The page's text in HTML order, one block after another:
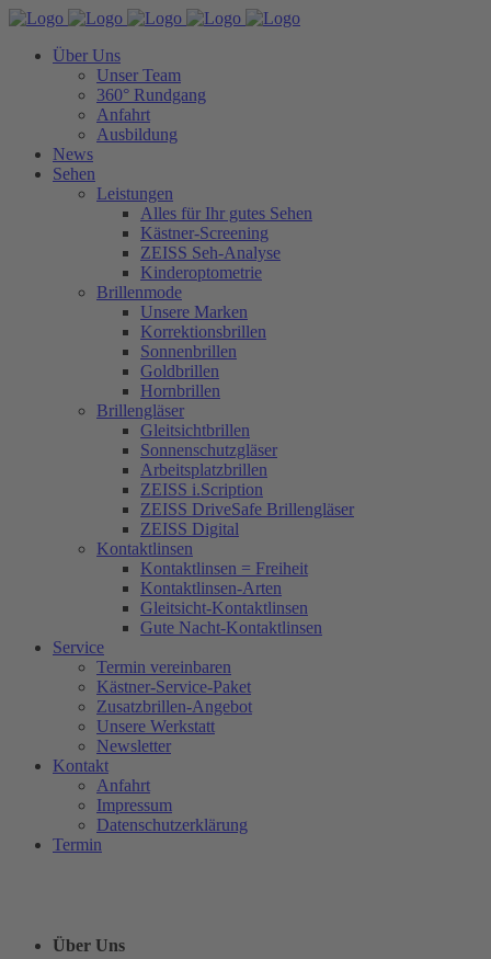
Über Uns
Unser Team
360° Rundgang
Anfahrt
Ausbildung
News
Sehen
Leistungen
Alles für Ihr gutes Sehen
Kästner-Screening
ZEISS Seh-Analyse
Kinderoptometrie
Brillenmode
Unsere Marken
Korrektionsbrillen
Sonnenbrillen
Goldbrillen
Hornbrillen
Brillengläser
Gleitsichtbrillen
Sonnenschutzgläser
Arbeitsplatzbrillen
ZEISS i.Scription
ZEISS DriveSafe Brillengläser
ZEISS Digital
Kontaktlinsen
Kontaktlinsen = Freiheit
Kontaktlinsen-Arten
Gleitsicht-Kontaktlinsen
Gute Nacht-Kontaktlinsen
Service
Termin vereinbaren
Kästner-Service-Paket
Zusatzbrillen-Angebot
Unsere Werkstatt
Newsletter
Kontakt
Anfahrt
Impressum
Datenschutzerklärung
Termin
Über Uns